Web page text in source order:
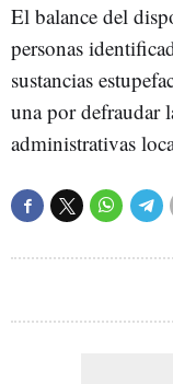
El balance del
personas
sustancias
una por defraudar
administrativas